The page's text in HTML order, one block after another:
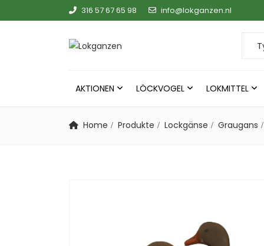
316 57 67 65 98 info@lokganzen.nl
AKTIONEN LÖCKVOGEL LOKMITTEL
Home Produkte Lockgänse Graugans